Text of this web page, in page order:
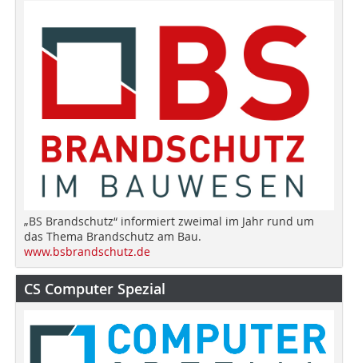
„BS Brandschutz“ informiert zweimal im Jahr rund um
das Thema Brandschutz am Bau.
www.bsbrandschutz.de
CS Computer Spezial